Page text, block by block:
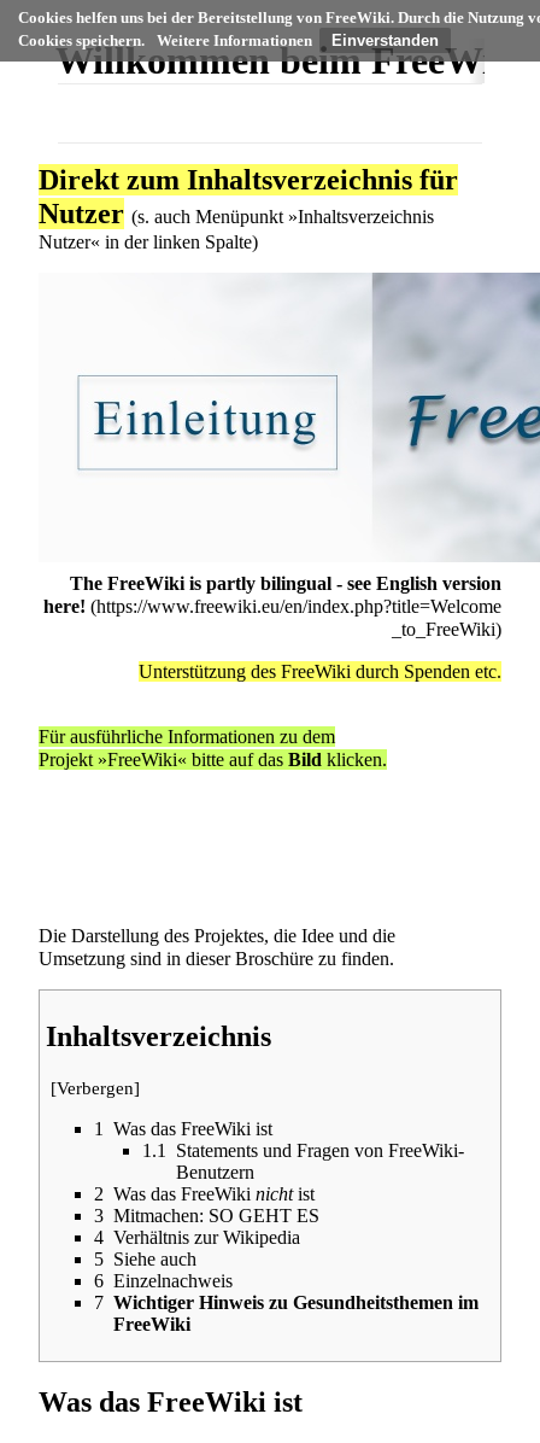
Cookies helfen uns bei der Bereitstellung von FreeWiki. Durch die Nutzung
Cookies speichern.
Weitere Informationen
Willkommen beim FreeWiki
Direkt zum Inhaltsverzeichnis für
Nutzer (s. auch Menüpunkt »Inhaltsverzeichnis
Nutzer« in der linken Spalte)
The FreeWiki is partly bilingual - see English version
here!
Unterstützung des FreeWiki durch Spenden etc.
Für ausführliche Informationen zu dem
Projekt »FreeWiki« bitte auf das Bild klicken.
Die Darstellung des Projektes, die Idee und die
Umsetzung sind in dieser Broschüre zu finden.
Inhaltsverzeichnis
[Verbergen]
1
Was das FreeWiki ist
1.1
Statements und Fragen von FreeWiki-
Benutzern
2 Was das FreeWiki nichtist
3 Mitmachen: SO GEHT ES
4 Verhältnis zur Wikipedia
5 Siehe auch
6 Einzelnachweis
7 Wichtiger Hinweis zu Gesundheitsthemen im
FreeWiki
Was das FreeWiki ist